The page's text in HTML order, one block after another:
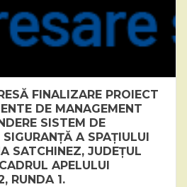
FINALIZARE PROIECT
DE MANAGEMENT
SISTEM DE
A SPAȚIULUI
SATCHINEZ, JUDEȚUL
APELULUI
RUNDA 1.